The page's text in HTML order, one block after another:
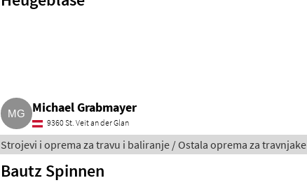
Michael Grabmayer
9360 St. Veit an der Glan
Strojevi i oprema za travu i baliranje / Ostala oprema za travnjake
Bautz Spinnen